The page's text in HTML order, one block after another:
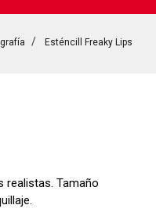
Esténcill Freaky Lips
realistas. Tamaño